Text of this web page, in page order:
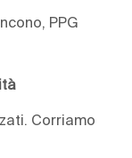
PPG
Corriamo